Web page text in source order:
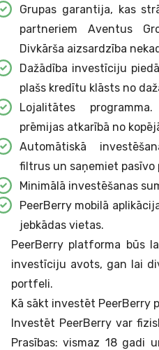
Grupas garantija, kas
partneriem Aventus
Divkārša aizsardzība
Dažādība investīciju
plašs kredītu klāsts no
Lojalitātes
prēmijas atkarībā no
Automātiskā
filtrus un saņemiet pasīvo
Minimālā investēšanas
PeerBerry mobilā
jebkādas vietas.
PeerBerry platforma būs
investīciju avots, gan lai
portfeli.
Kā sākt investēt PeerBerry
Investēt PeerBerry var
Prasības: vismaz 18 gadi